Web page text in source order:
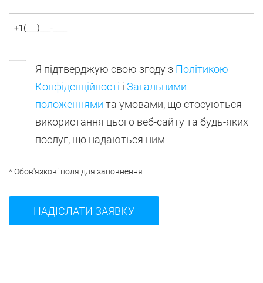
Я підтверджую свою згоду з Політикою
Конфіденційності і Загальними
положеннями та умовами, що стосуються
використання цього веб-сайту та будь-яких
послуг, що надаються ним
* Обов'язкові поля для заповнення